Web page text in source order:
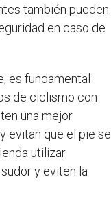
también pueden
en caso de
es fundamental
de ciclismo con
una mejor
evitan que el pie se
utilizar
y eviten la